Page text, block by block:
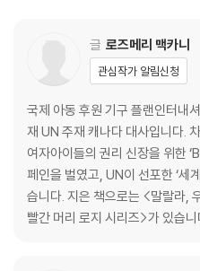
글 로즈메리 맥카니
관심작가 알림신청
국제 아동 후원 기구 플랜인터내
재 UN 주재 캐나다 대사입니다.
여자아이들의 권리 신장을 위한
페인을 벌였고, UN이 선포한 ‘세
습니다. 지은 책으로는 <말랄라,
빨간 머리 로지 시리즈>가 있습니